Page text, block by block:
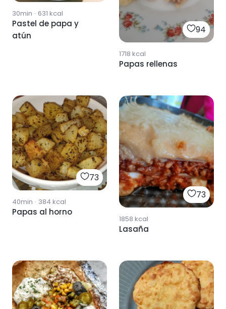
30min · 631 kcal
Pastel de papa y
atún
94
1718 kcal
Papas rellenas
73
40min · 384 kcal
Papas al horno
73
1858 kcal
Lasaña